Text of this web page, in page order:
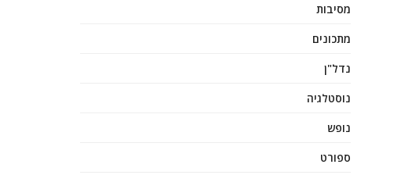
מסיבות
מתכונים
נדל"ן
נוסטלגיה
נופש
ספורט